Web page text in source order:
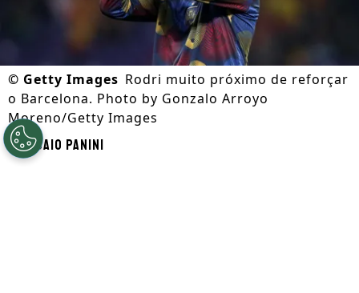
© Getty Images Rodri muito próximo de reforçar
o Barcelona. Photo by Gonzalo Arroyo
Moreno/Getty Images
PorCaio Panini